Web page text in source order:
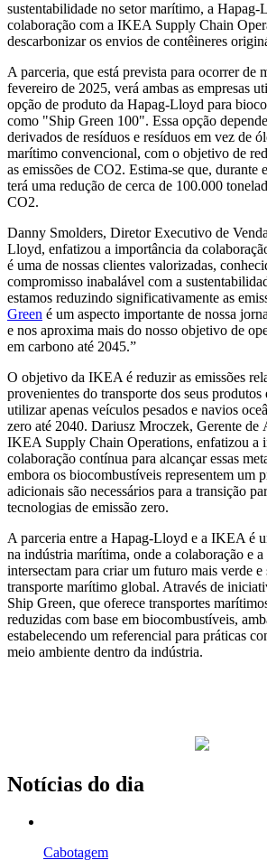
sustentabilidade no setor marítimo, a
colaboração com a IKEA Supply Chain
descarbonizar os envios de contêineres
A parceria, que está prevista para ocorrer de
fevereiro de 2025, verá ambas as empresas
opção de produto da Hapag-Lloyd para
como "Ship Green 100". Essa opção
derivados de resíduos e resíduos em vez de
marítimo convencional, com o objetivo de
as emissões de CO2. Estima-se que, durante
terá uma redução de cerca de 100.000
CO2.
Danny Smolders, Diretor Executivo de
Lloyd, enfatizou a importância da
é uma de nossas clientes valorizadas,
compromisso inabalável com a
estamos reduzindo significativamente as
Green é um aspecto importante de nossa
e nos aproxima mais do nosso objetivo de
em carbono até 2045.”
O objetivo da IKEA é reduzir as emissões
provenientes do transporte dos seus
utilizar apenas veículos pesados ​​e navios
zero até 2040. Dariusz Mroczek, Gerente de
IKEA Supply Chain Operations, enfatizou a
colaboração contínua para alcançar essas
embora os biocombustíveis representem um
adicionais são necessários para a transição
tecnologias de emissão zero.
A parceria entre a Hapag-Lloyd e a IKEA é
na indústria marítima, onde a colaboração e a
intersectam para criar um futuro mais verde e
transporte marítimo global. Através de
Ship Green, que oferece transportes
reduzidas com base em biocombustíveis,
estabelecendo um referencial para práticas
meio ambiente dentro da indústria.
Notícias do dia
Cabotagem